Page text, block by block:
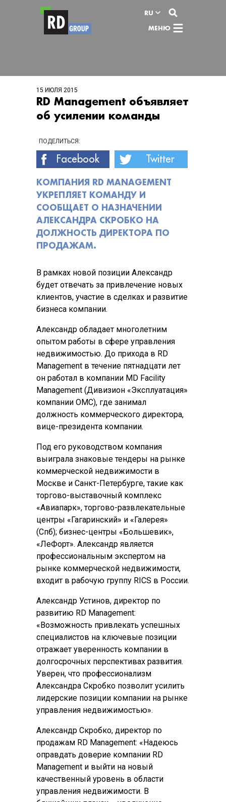
RU
МЕНЮ
15 ИЮЛЯ 2015
RD Management объявляет
об усилении команды
ПОДЕЛИТЬСЯ:
Facebook Twitter
КОМПАНИЯ RD MANAGEMENT
УКРЕПЛЯЕТ КОМАНДУ И
СООБЩАЕТ О НАЗНАЧЕНИИ
АЛЕКСАНДРА СКРОБКО НА
ДОЛЖНОСТЬ ДИРЕКТОРА ПО
ПРОДАЖАМ.
В рамках новой позиции Александр
будет отвечать за привлечение новых
клиентов, участие в сделках и развитие
бизнеса компании.
Александр обладает многолетним
опытом работы в сфере управления
недвижимостью. До прихода в RD
Management в течение пятнадцати лет
он работал в компании MD Facility
Management (Дивизион «Эксплуатация»
компании ОМС), где занимал
должность коммерческого директора,
вице-президента компании.
Под его руководством компания
выиграла знаковые тендеры на рынке
коммерческой недвижимости в
Москве и Санкт-Петербурге, такие как
торгово-выставочный комплекс
«Авиапарк», торгово-развлекательные
центры «Гагаринский» и «Галерея»
(Спб); бизнес-центры «Большевик»,
«ЛеФорт». Александр является
профессиональным экспертом на
рынке коммерческой недвижимости,
входит в рабочую группу RICS в России.
Александр Устинов, директор по
развитию RD Management:
«Возможность привлекать успешных
специалистов на ключевые позиции
отражает уверенность компании в
долгосрочных перспективах развития.
Уверен, что профессионализм
Александра Скробко позволит усилить
лидерские позиции компании на рынке
управления недвижимостью».
Александр Скробко, директор по
продажам RD Management: «Надеюсь
оправдать доверие компании RD
Management и выйти на новый
качественный уровень в области
управления недвижимости. В